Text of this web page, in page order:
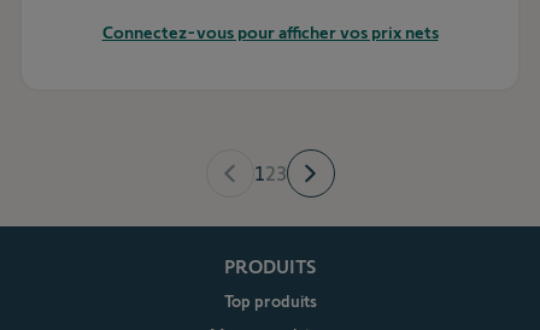
Connectez-vous pour afficher vos prix nets
123
PRODUITS
Top produits